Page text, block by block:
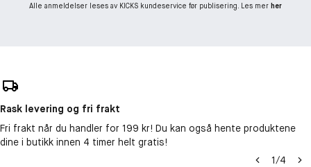
Alle anmeldelser leses av KICKS kundeservice før publisering. Les mer her
Rask levering og fri frakt
Fri frakt når du handler for 199 kr! Du kan også hente produktene
dine i butikk innen 4 timer helt gratis!
1/4